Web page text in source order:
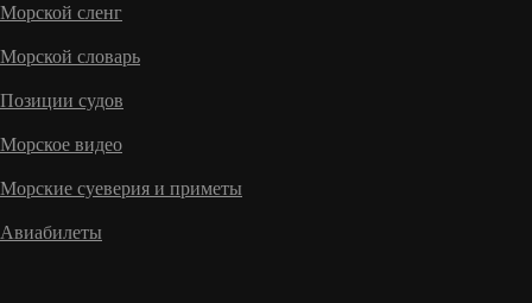
Морской сленг
Морской словарь
Позиции судов
Морское видео
Морские суеверия и приметы
Авиабилеты